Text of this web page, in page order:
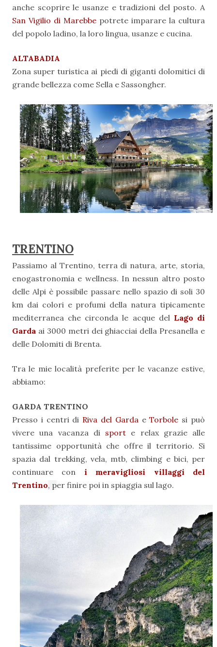
anche scoprire le usanze e tradizioni del posto. A
San Vigilio di Marebbe potrete imparare la cultura
del popolo ladino, la loro lingua, usanze e cucina.
ALTABADIA
Zona super turistica ai piedi di giganti dolomitici di
grande bellezza come Sella e Sassongher.
TRENTINO
Passiamo al Trentino, terra di natura, arte, storia,
enogastronomia e wellness. In nessun altro posto
delle Alpi è possibile passare nello spazio di soli 30
km dai colori e profumi della natura tipicamente
mediterranea che circonda le acque del Lago di
Garda ai 3000 metri dei ghiacciai della Presanella e
delle Dolomiti di Brenta.
Tra le mie località preferite per le vacanze estive,
abbiamo:
GARDA TRENTINO
Presso i centri di Riva del GardaeTorbole si può
vivere una vacanza di sport e relax grazie alle
tantissime opportunità che offre il territorio. Si
spazia dal trekking, vela, mtb, climbing e bici, per
continuare con i meravigliosi villaggi del
Trentino, per finire poi in spiaggia sul lago.